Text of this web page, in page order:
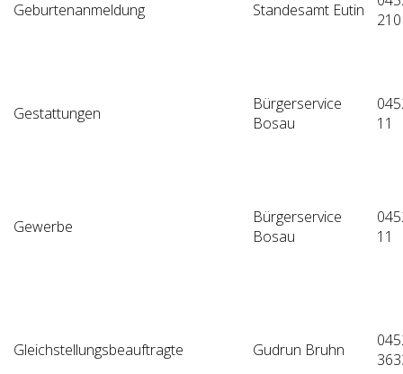
Geburtenanmeldung Standesamt Eutin
210
Gestattungen
Bürgerservice
Bosau
11
Gewerbe
Bürgerservice
Bosau
11
Gleichstellungsbeauftragte Gudrun Bruhn